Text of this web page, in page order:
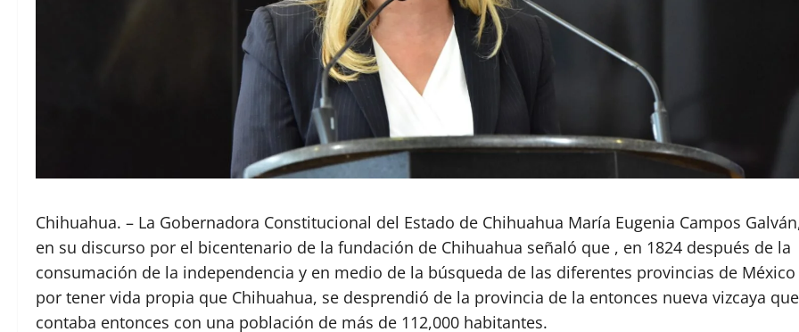
Chihuahua. – La Gobernadora Constitucional del Estado de Chihuahua María Eugenia Campos
en su discurso por el bicentenario de la fundación de Chihuahua señaló que , en 1824 después de la
consumación de la independencia y en medio de la búsqueda de las diferentes provincias de México
por tener vida propia que Chihuahua, se desprendió de la provincia de la entonces nueva vizcaya que
contaba entonces con una población de más de 112,000 habitantes.